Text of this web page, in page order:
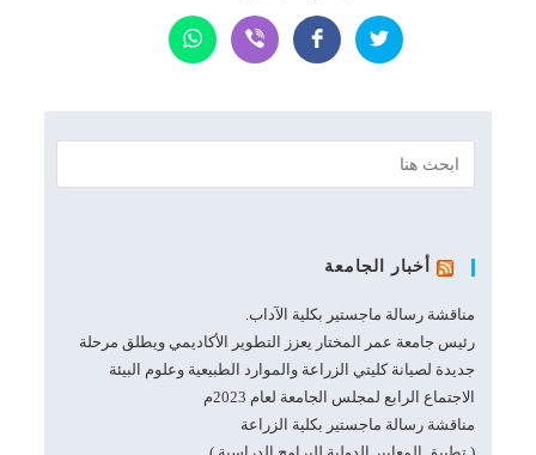
THIS
CONTENT
Opens
in
window
Opens
in
window
Opens
in
window
Opens
in
window
أخبار الجامعة
مناقشة رسالة ماجستير بكلية الآداب.
رئيس جامعة عمر المختار يعزز التطوير الأكاديمي ويطلق مرحلة
جديدة لصيانة كليتي الزراعة والموارد الطبيعية وعلوم البيئة
الاجتماع الرابع لمجلس الجامعة لعام 2023م
مناقشة رسالة ماجستير بكلية الزراعة